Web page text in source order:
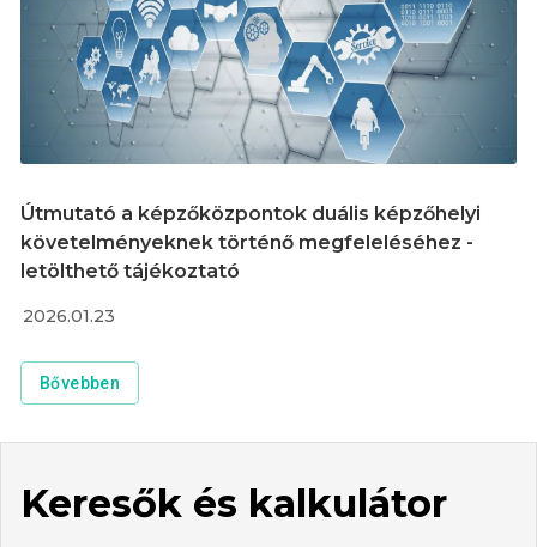
Útmutató a képzőközpontok duális képzőhelyi
követelményeknek történő megfeleléséhez -
letölthető tájékoztató
2026.01.23
Bővebben
Keresők és kalkulátor